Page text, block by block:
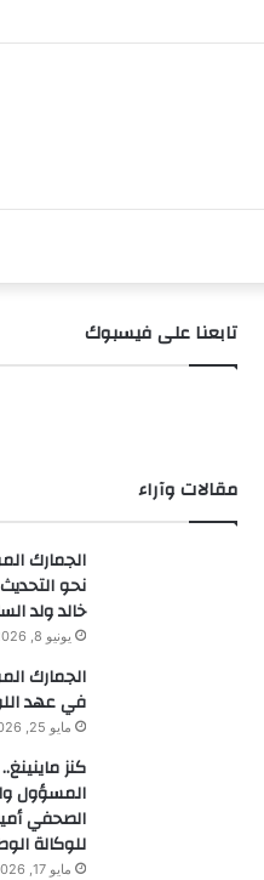
تابعنا على فيسبوك
مقالات وآراء
الجمارك
نحو
خالد ولد
يونيو 8, 2026
الجمارك
في عهد
مايو 25, 2026
كنز
المسؤول
الصحفي
للوكالة
مايو 17, 2026